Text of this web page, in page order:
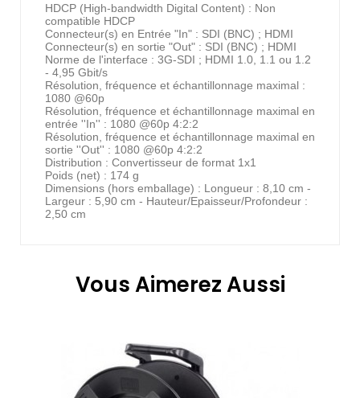
HDCP (High-bandwidth Digital Content) : Non
compatible HDCP
Connecteur(s) en Entrée "In" : SDI (BNC) ; HDMI
Connecteur(s) en sortie "Out" : SDI (BNC) ; HDMI
Norme de l'interface : 3G-SDI ; HDMI 1.0, 1.1 ou 1.2
- 4,95 Gbit/s
Résolution, fréquence et échantillonnage maximal :
1080 @60p
Résolution, fréquence et échantillonnage maximal en
entrée ''In'' : 1080 @60p 4:2:2
Résolution, fréquence et échantillonnage maximal en
sortie ''Out'' : 1080 @60p 4:2:2
Distribution : Convertisseur de format 1x1
Poids (net) : 174 g
Dimensions (hors emballage) : Longueur : 8,10 cm -
Largeur : 5,90 cm - Hauteur/Epaisseur/Profondeur :
2,50 cm
Vous Aimerez Aussi